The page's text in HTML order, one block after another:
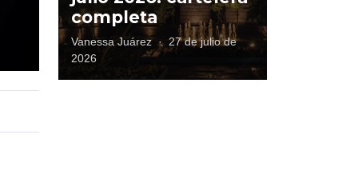
completa
Vanessa Juárez · 27 de julio de
2026